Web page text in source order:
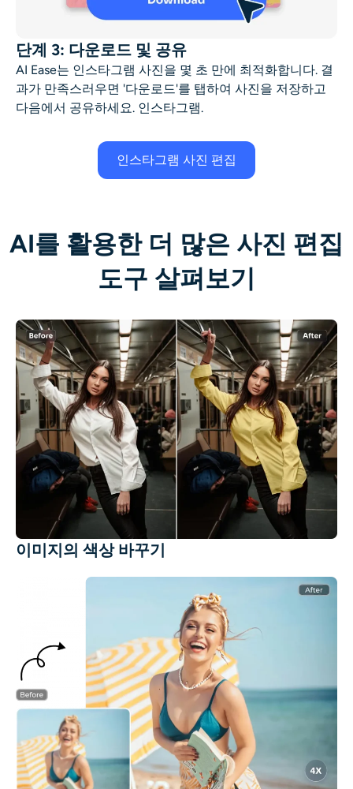
단계 3: 다운로드 및 공유
AI Ease는 인스타그램 사진을 몇 초 만에 최적화합니다. 결
과가 만족스러우면 '다운로드'를 탭하여 사진을 저장하고
다음에서 공유하세요. 인스타그램.
인스타그램 사진 편집
AI를 활용한 더 많은 사진 편집
도구 살펴보기
이미지의 색상 바꾸기